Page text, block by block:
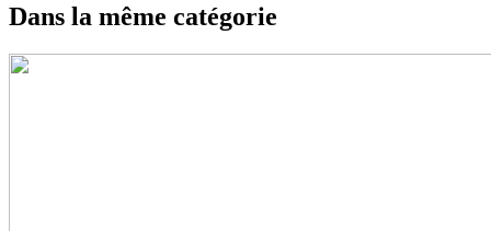
Dans la même catégorie